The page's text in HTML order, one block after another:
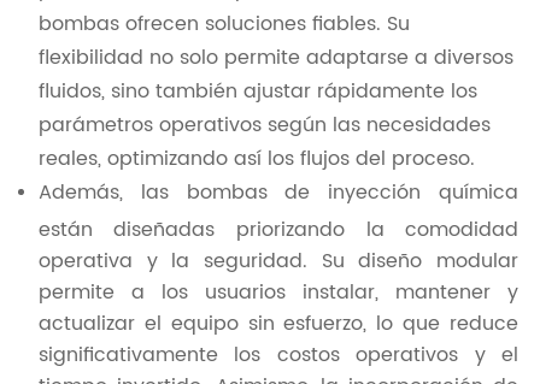
bombas ofrecen soluciones fiables. Su
flexibilidad no solo permite adaptarse a diversos
fluidos, sino también ajustar rápidamente los
parámetros operativos según las necesidades
reales, optimizando así los flujos del proceso.
Además, las bombas de inyección química
están diseñadas priorizando la comodidad
operativa y la seguridad. Su diseño modular
permite a los usuarios instalar, mantener y
actualizar el equipo sin esfuerzo, lo que reduce
significativamente los costos operativos y el